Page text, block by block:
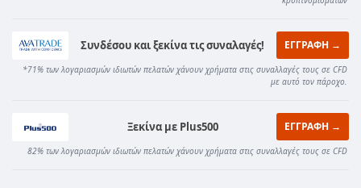
Συνδέσου και ξεκίνα τις συναλαγές! ΕΓΓΡΑΦΗ →
*71% των λογαριασμών ιδιωτών πελατών χάνουν χρήματα στις συναλλαγές τους σε CFD
με αυτό τον πάροχο.
Ξεκίνα με Plus500 ΕΓΓΡΑΦΗ →
82% των λογαριασμών ιδιωτών πελατών χάνουν χρήματα στις συναλλαγές τους σε CFD